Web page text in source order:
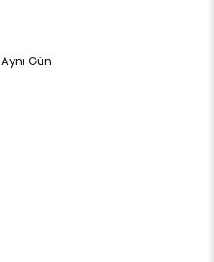
Aynı Gün